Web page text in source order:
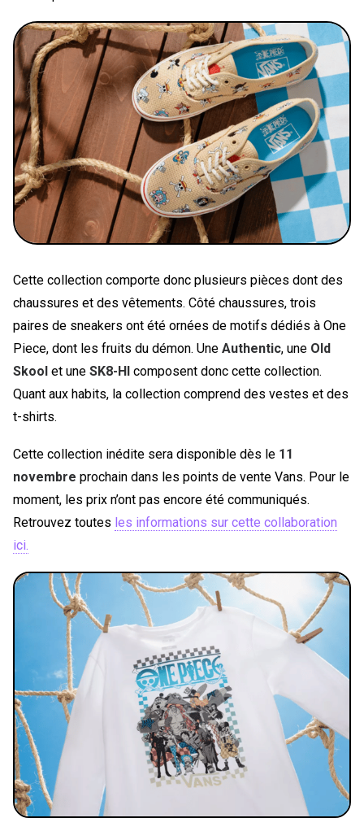
Cette collection comporte donc plusieurs pièces dont des
chaussures et des vêtements. Côté chaussures, trois
paires de sneakers ont été ornées de motifs dédiés à One
Piece, dont les fruits du démon. Une Authentic, une Old
Skool et une SK8-HI composent donc cette collection.
Quant aux habits, la collection comprend des vestes et des
t-shirts.
Cette collection inédite sera disponible dès le 11
novembre prochain dans les points de vente Vans. Pour le
moment, les prix n’ont pas encore été communiqués.
Retrouvez toutes les informations sur cette collaboration
ici.